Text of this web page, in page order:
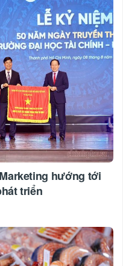
hướng tới
triển